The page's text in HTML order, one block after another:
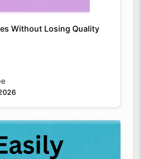
Without Losing Quality